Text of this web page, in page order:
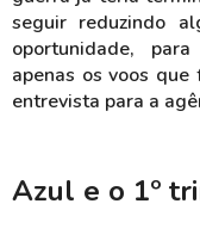
seguir reduzindo
oportunidade,
apenas os voos que
entrevista para a
Azul e o 1º